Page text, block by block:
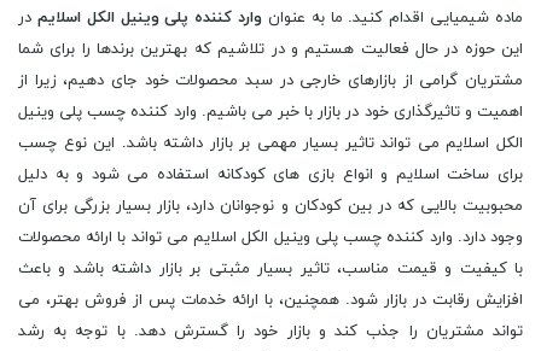
ماده شیمیایی اقدام کنید. ما به عنوان وارد کننده پلی وینیل الکل اسلایم در
این حوزه در حال فعالیت هستیم و در تلاشیم که بهترین برندها را برای شما
مشتریان گرامی از بازارهای خارجی در سبد محصولات خود جای دهیم، زیرا از
اهمیت و تاثیرگذاری خود در بازار با خبر می باشیم. وارد کننده چسب پلی وینیل
الکل اسلایم می تواند تاثیر بسیار مهمی بر بازار داشته باشد. این نوع چسب
برای ساخت اسلایم و انواع بازی های کودکانه استفاده می شود و به دلیل
محبوبیت بالایی که در بین کودکان و نوجوانان دارد، بازار بسیار بزرگی برای آن
وجود دارد. وارد کننده چسب پلی وینیل الکل اسلایم می تواند با ارائه محصولات
با کیفیت و قیمت مناسب، تاثیر بسیار مثبتی بر بازار داشته باشد و باعث
افزایش رقابت در بازار شود. همچنین، با ارائه خدمات پس از فروش بهتر، می
تواند مشتریان را جذب کند و بازار خود را گسترش دهد. با توجه به رشد